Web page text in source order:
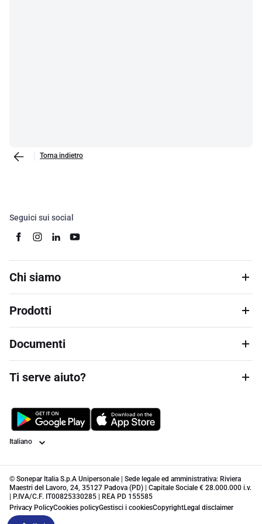
Torna indietro
Seguici sui social
Chi siamo
Prodotti
Documenti
Ti serve aiuto?
Lingua
© Sonepar Italia S.p.A Unipersonale | Sede legale ed amministrativa: Riviera
Maestri del Lavoro, 24, 35127 Padova (PD) | Capitale Sociale € 28.000.000 i.v.
| P.IVA/C.F. IT00825330285 | REA PD 155585
Privacy PolicyCookies policyGestisci i cookiesCopyrightLegal disclaimer